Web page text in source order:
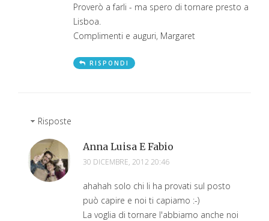
Proverò a farli - ma spero di tornare presto a
Lisboa.
Complimenti e auguri, Margaret
RISPONDI
Risposte
Anna Luisa E Fabio
30 DICEMBRE, 2012 20:46
ahahah solo chi li ha provati sul posto
può capire e noi ti capiamo :-)
La voglia di tornare l'abbiamo anche noi